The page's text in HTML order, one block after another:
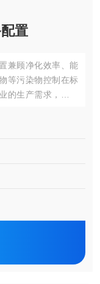
置
兼顾净化效率、能
等污染物控制在标
的生产需求，严格